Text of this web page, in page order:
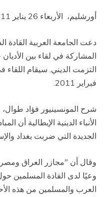
أورشليم، الأربعاء 26 يناير 2011 (Zenit.org).
دعت الجامعة العربية القادة
المشاركة في لقاء بين
فبراير 2011.
شرح المونسينيور فؤاد
الأنباء الدينية الإيطالية أن
الجديدة التي ضربت بغداد
وقال أن "مجازر العراق
وعيًا لدى القادة المسلمين
العرب والمسلمين من هذه